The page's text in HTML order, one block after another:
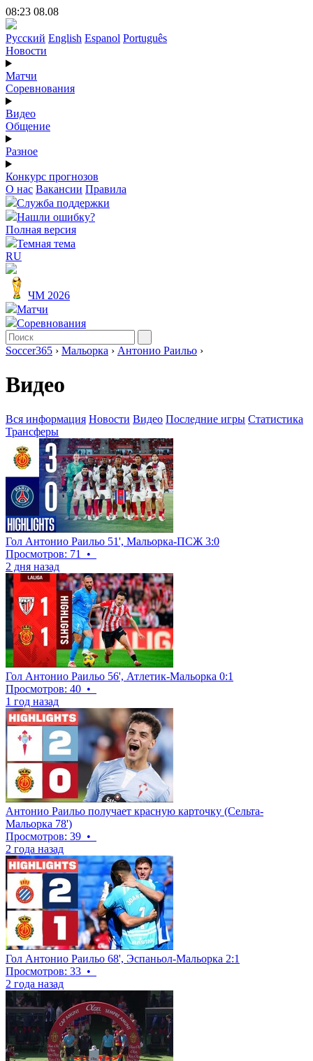
08:23 08.08
Русский English Espanol Português
Новости
Матчи
Соревнования
Видео
Общение
Разное
Конкурс прогнозов
О нас Вакансии Правила
Служба поддержки
Нашли ошибку?
Полная версия
Темная тема
RU
ЧМ 2026
Матчи
Соревнования
Soccer365 › Мальорка › Антонио Раильо ›
Видео
Вся информация Новости Видео Последние игры Статистика
Трансферы
Гол Антонио Раильо 51', Мальорка-ПСЖ 3:0
Просмотров: 71
•
2 дня назад
Гол Антонио Раильо 56', Атлетик-Мальорка 0:1
Просмотров: 40 •
1 год назад
Антонио Раильо получает красную карточку (Сельта-
Мальорка 78')
Просмотров: 39 •
2 года назад
Гол Антонио Раильо 68', Эспаньол-Мальорка 2:1
Просмотров: 33 •
2 года назад